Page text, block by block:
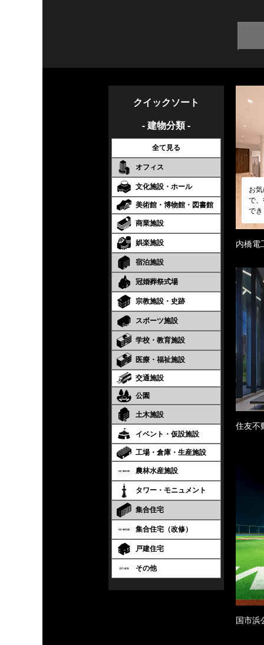
クイックソート
- 建物分類 -
全て見る
オフィス
文化施設・ホール
美術館・博物館・図書館
商業施設
娯楽施設
宿泊施設
冠婚葬祭式場
宗教施設・史跡
スポーツ施設
学校・教育施設
医療・福祉施設
交通施設
公園
土木施設
イベント・仮設施設
工場・倉庫・生産施設
農林水産施設
タワー・モニュメント
集合住宅
集合住宅（改修）
戸建住宅
その他
お
で
で
内橋電
住友不
国市浜